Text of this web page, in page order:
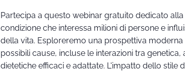
Partecipa a questo webinar gratuito dedicato
condizione che interessa milioni di persone e
della vita. Esploreremo una prospettiva
possibili cause, incluse le interazioni tra
dietetiche efficaci e adattate. L'impatto dello stile